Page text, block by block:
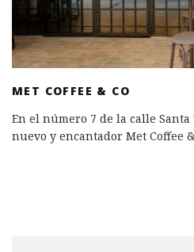
MET COFFEE & CO
En el número 7 de la calle
nuevo y encantador Met Coffee